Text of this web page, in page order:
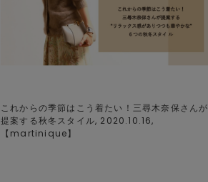
これからの季節はこう着たい！三尋木奈保さんが
提案する秋冬スタイル, 2020.10.16,
【 martinique】